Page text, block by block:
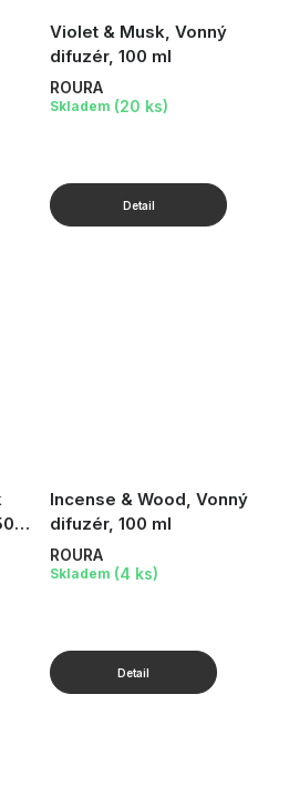
Violet & Musk, Vonný
difuzér, 100 ml
ROURA
Skladem (20 ks)
Incense & Wood, Vonný
difuzér, 100 ml
ROURA
Skladem (4 ks)